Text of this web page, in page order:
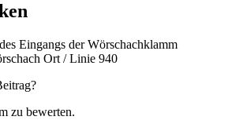
Eingangs der Wörschachklamm
Ort / Linie 940
zu bewerten.